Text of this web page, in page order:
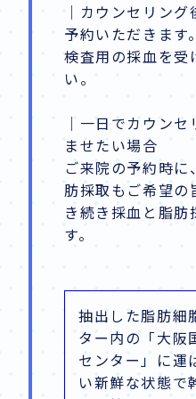
｜カウンセリン
予約いただきます。
検査用の採血を受
い。
｜一日でカウン
ませたい場合
ご来院の予約時
肪採取もご希望の
き続き採血と脂
す。
抽出した脂肪細
ター内の「大阪
センター」に運
い新鮮な状態で